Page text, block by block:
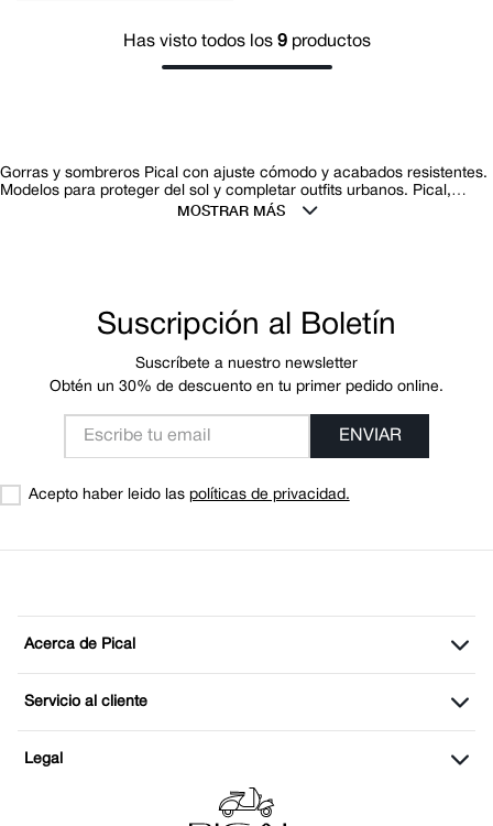
Has visto todos los 9productos
Gorras y sombreros Pical con ajuste cómodo y acabados resistentes.
Modelos para proteger del sol y completar outfits urbanos. Pical,
moda para caballero de origen ecuatoriano, ofrece un portafolio
Suscripción al Boletín
Suscríbete a nuestro newsletter
Obtén un 30% de descuento en tu primer pedido online.
ENVIAR
Acepto haber leido las políticas de privacidad.
Acerca de Pical
Servicio al cliente
Legal